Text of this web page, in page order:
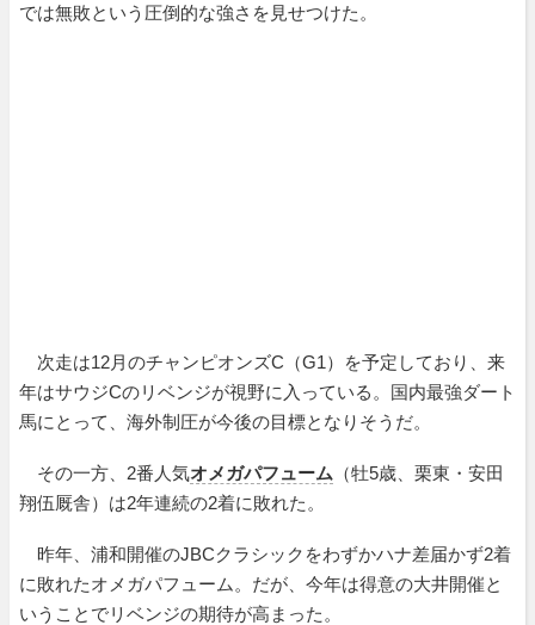
では無敗という圧倒的な強さを見せつけた。
次走は12月のチャンピオンズC（G1）を予定しており、来
年はサウジCのリベンジが視野に入っている。国内最強ダート
馬にとって、海外制圧が今後の目標となりそうだ。
その一方、2番人気オメガパフューム （牡5歳、栗東・安田
翔伍厩舎）は2年連続の2着に敗れた。
昨年、浦和開催のJBCクラシックをわずかハナ差届かず2着
に敗れたオメガパフューム。だが、今年は得意の大井開催と
いうことでリベンジの期待が高まった。